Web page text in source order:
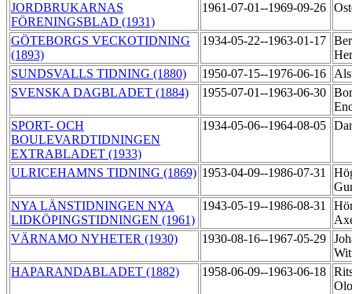
JORDBRUKARNAS
FÖRENINGSBLAD (1931)
1961-07-01--1969-09-26
GÖTEBORGS VECKOTIDNING
(1893)
1934-05-22--1963-01-17
SUNDSVALLS TIDNING (1880)
1950-07-15--1976-06-16
SVENSKA DAGBLADET (1884)
1955-07-01--1963-06-30
SPORT- OCH
BOULEVARDTIDNINGEN
EXTRABLADET (1933)
1934-05-06--1964-08-05
ULRICEHAMNS TIDNING (1869) 1953-04-09--1986-07-31
NYA LÄNSTIDNINGEN NYA
LIDKÖPINGSTIDNINGEN (1961)
1943-05-19--1986-08-31
VÄRNAMO NYHETER (1930)
1930-08-16--1967-05-29
HAPARANDABLADET (1882)
1958-06-09--1963-06-18